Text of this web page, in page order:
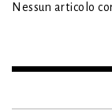
Nessun articolo